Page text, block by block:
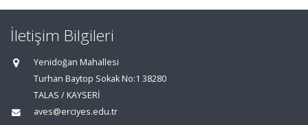
İletişim Bilgileri
Yenidoğan Mahallesi
Turhan Baytop Sokak No:1 38280
TALAS / KAYSERİ
aves@erciyes.edu.tr